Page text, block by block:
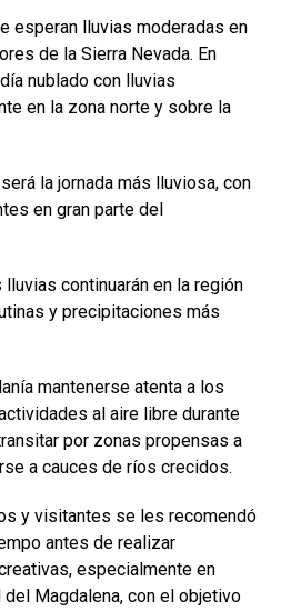
esperan lluvias moderadas en
de la Sierra Nevada. En
nublado con lluvias
en la zona norte y sobre la
la jornada más lluviosa, con
en gran parte del
continuarán en la región
y precipitaciones más
mantenerse atenta a los
al aire libre durante
por zonas propensas a
a cauces de ríos crecidos.
y visitantes se les recomendó
antes de realizar
especialmente en
Magdalena, con el objetivo